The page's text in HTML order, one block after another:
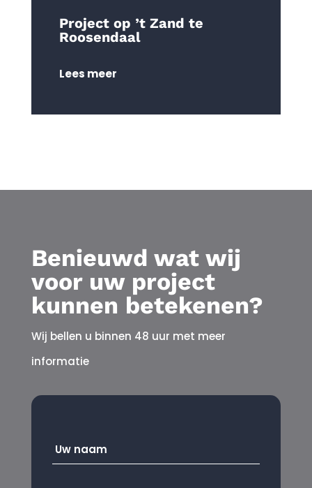
Project op ’t Zand te
Roosendaal
Lees meer
Benieuwd wat wij
voor uw project
kunnen betekenen?
Wij bellen u binnen 48 uur met meer
informatie
naam *